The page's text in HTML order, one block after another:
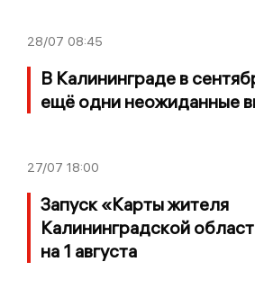
28/07 08:45
В Калининграде в
ещё одни неожиданные
27/07 18:00
Запуск «Карты жителя
Калининградской
на 1 августа